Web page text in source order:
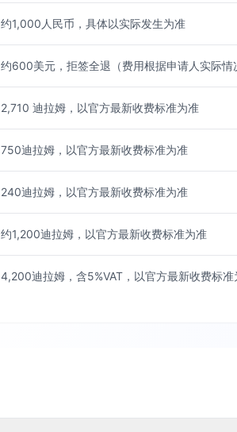
约1,000人民币，具体以实际发生为准
约600美元，拒签全退（费用根据申请人实际
2,710 迪拉姆，以官方最新收费标准为准
750迪拉姆，以官方最新收费标准为准
240迪拉姆，以官方最新收费标准为准
约1,200迪拉姆，以官方最新收费标准为准
4,200迪拉姆，含5%VAT，以官方最新收费标准